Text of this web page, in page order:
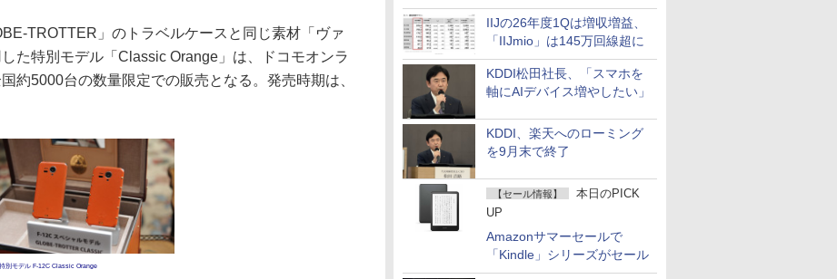
る」
IIJの26年度1Qは増収増益、
「IIJmio」は145万回線超に
KDDI松田社長、「スマホを
軸にAIデバイス増やしたい」
KDDI、楽天へのローミング
を9月末で終了
【セール情報】
本日のPICK
UP
Amazonサマーセールで
「Kindle」シリーズがセール
TROTTER」のトラベルケースと同じ素材「ヴァ
た特別モデル「Classic Orange」は、ドコモオンラ
約5000台の数量限定での販売となる。発売時期は、
特別モデル F-12C Classic Orange